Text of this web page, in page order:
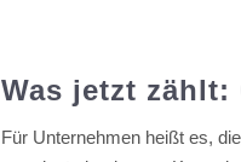
Was jetzt
Für Unternehmen heißt es,